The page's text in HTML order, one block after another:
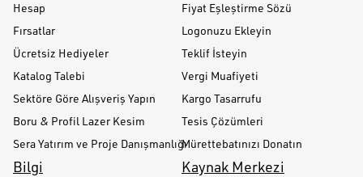
Hesap
Fırsatlar
Ücretsiz Hediyeler
Katalog Talebi
Sektöre Göre Alışveriş Yapın
Boru & Profil Lazer Kesim
Sera Yatırım ve Proje Danışmanlığı
Fiyat Eşleştirme Sözü
Logonuzu Ekleyin
Teklif İsteyin
Vergi Muafiyeti
Kargo Tasarrufu
Tesis Çözümleri
Mürettebatınızı Donatın
Bilgi Kaynak Merkezi